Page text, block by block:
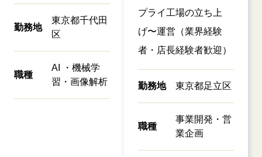
勤務地
東京都千代田
区
職種
AI ・機械学
習・画像解析
プライ工場の立ち上
げ〜運営（業界経験
者・店長経験者歓迎）
勤務地 東京都足立区
職種
事業開発・営
業企画